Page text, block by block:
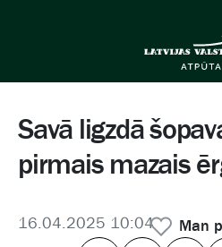
Savā ligzdā
pirmais mazais
16.04.2025 10:04
Man